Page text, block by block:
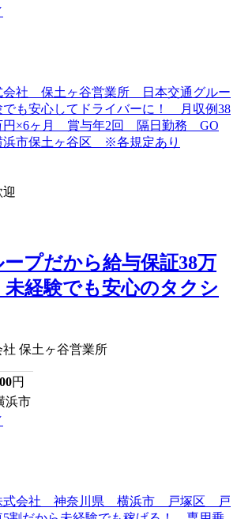
ープだから給与保証38万
未経験でも安心のタクシ
保土ヶ谷営業所
円
浜市